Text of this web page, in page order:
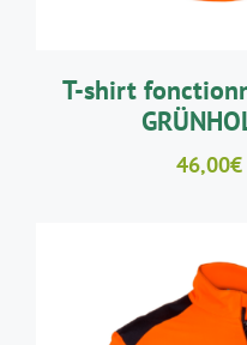
T-shirt
46,00€